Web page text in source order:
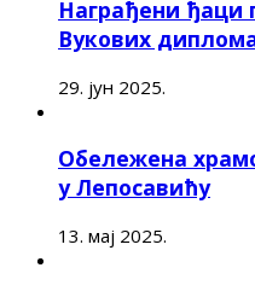
Награђени ђаци
Вукових
29. јун 2025.
Обележена
у Лепосавићу
13. мај 2025.